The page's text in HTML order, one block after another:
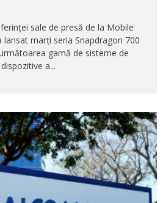
sale de presă de la Mobile
lansat marți seria Snapdragon 700
gamă de sisteme de
a...